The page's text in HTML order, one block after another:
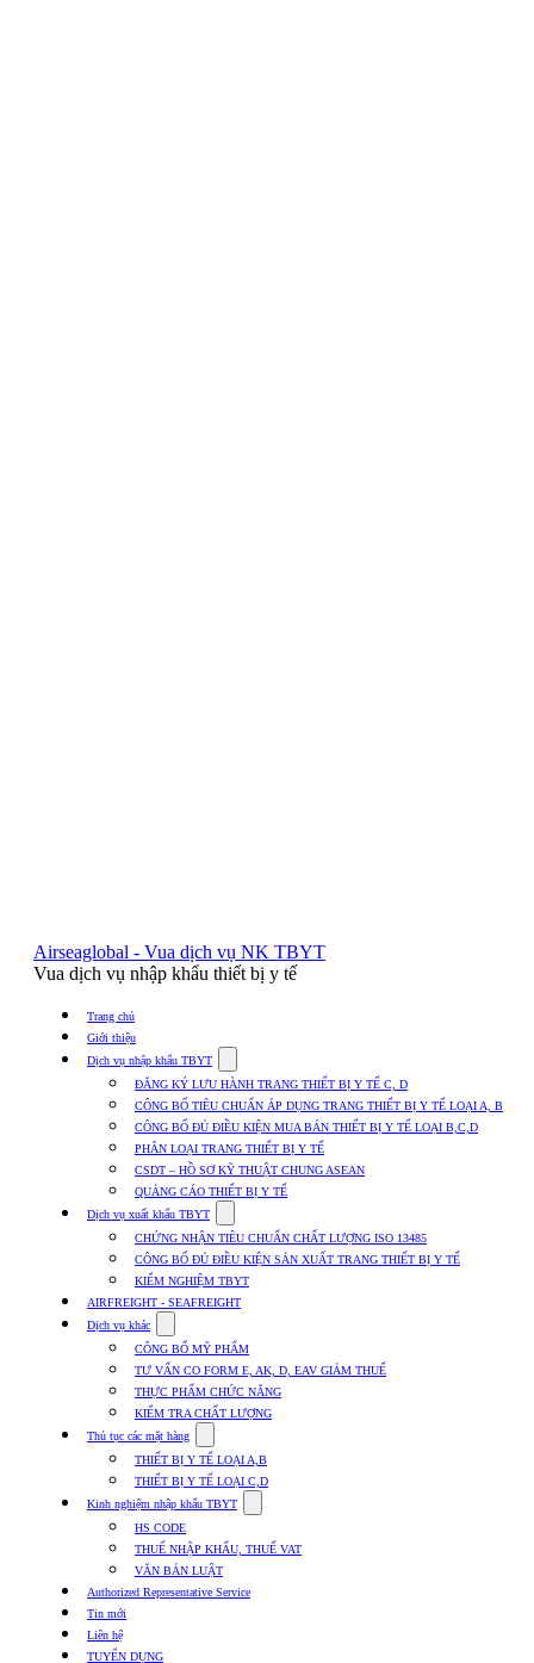
Airseaglobal - Vua dịch vụ NK TBYT
Vua dịch vụ nhập khẩu thiết bị y tế
Trang chủ
Giới thiệu
Dịch vụ nhập khẩu TBYT
submenu
for
Dịch
vụ
nhập
khẩu
TBYT
ĐĂNG KÝ LƯU HÀNH TRANG THIẾT BỊ Y TẾ C, D
CÔNG BỐ TIÊU CHUẨN ÁP DỤNG TRANG THIẾT BỊ Y TẾ LOẠI A, B
CÔNG BỐ ĐỦ ĐIỀU KIỆN MUA BÁN THIẾT BỊ Y TẾ LOẠI B,C,D
PHÂN LOẠI TRANG THIẾT BỊ Y TẾ
CSDT – HỒ SƠ KỸ THUẬT CHUNG ASEAN
QUẢNG CÁO THIẾT BỊ Y TẾ
Dịch vụ xuất khẩu TBYT
submenu
for
Dịch
vụ
xuất
TBYT
CHỨNG NHẬN TIÊU CHUẨN CHẤT LƯỢNG ISO 13485
CÔNG BỐ ĐỦ ĐIỀU KIỆN SẢN XUẤT TRANG THIẾT BỊ Y TẾ
KIỂM NGHIỆM TBYT
AIRFREIGHT - SEAFREIGHT
Dịch vụ khác
submenu
for
Dịch
vụ
khác
CÔNG BỐ MỸ PHẨM
TƯ VẤN CO FORM E, AK, D, EAV GIẢM THUẾ
THỰC PHẨM CHỨC NĂNG
KIỂM TRA CHẤT LƯỢNG
Thủ tục các mặt hàng
submenu
for
Thủ
tục
mặt
hàng
THIẾT BỊ Y TẾ LOẠI A,B
THIẾT BỊ Y TẾ LOẠI C,D
Kinh nghiệm nhập khẩu TBYT
submenu
Kinh
HS CODE
THUẾ NHẬP KHẨU, THUẾ VAT
VĂN BẢN LUẬT
Authorized Representative Service
Tin mới
Liên hệ
TUYỂN DỤNG